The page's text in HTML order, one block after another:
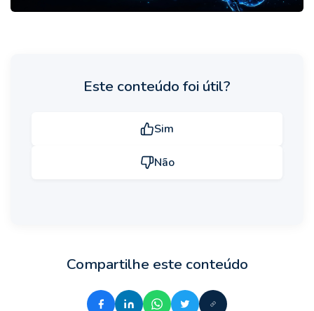
Este conteúdo foi útil?
Sim
Não
Compartilhe este conteúdo